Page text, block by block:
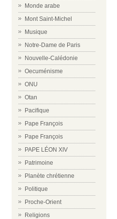
Monde arabe
Mont Saint-Michel
Musique
Notre-Dame de Paris
Nouvelle-Calédonie
Oecuménisme
ONU
Otan
Pacifique
Pape François
Pape François
PAPE LÉON XIV
Patrimoine
Planète chrétienne
Politique
Proche-Orient
Religions